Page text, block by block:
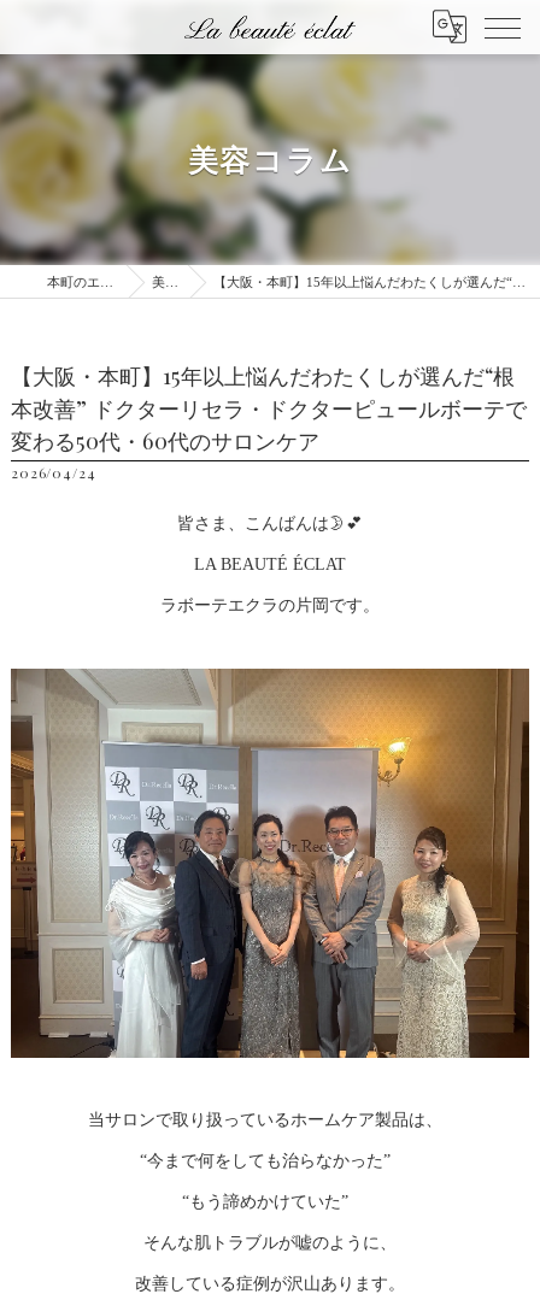
美容コラム
美容コラム 【大阪・本町】15年以上悩んだわたくしが選んだ“根本改善” ドクターリセラ・ドクターピュールボーテで変わる50代・60代のサロンケア
【大阪・本町】15年以上悩んだわたくしが選んだ“根
本改善” ドクターリセラ・ドクターピュールボーテで
変わる50代・60代のサロンケア
2026/04/24
皆さま、こんばんは🌛💕
LA BEAUTÉ ÉCLAT
ラボーテエクラの片岡です。
当サロンで取り扱っているホームケア製品は、
“今まで何をしても治らなかった”
“もう諦めかけていた”
そんな肌トラブルが嘘のように、
改善している症例が沢山あります。